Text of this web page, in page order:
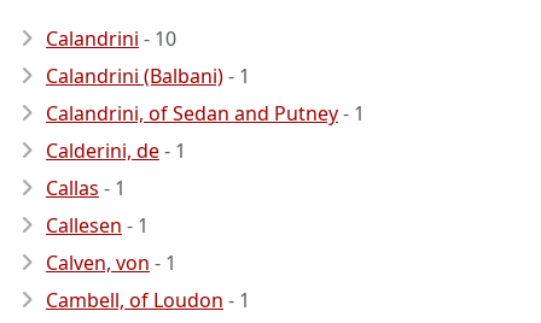
Calandrini - 10
Calandrini (Balbani)- 1
Calandrini, of Sedan and Putney- 1
Calderini, de- 1
Callas - 1
Callesen - 1
Calven, von - 1
Cambell, of Loudon - 1